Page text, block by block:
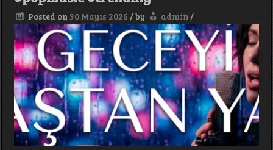
Posted on 30 Mayıs 2026 /by admin /